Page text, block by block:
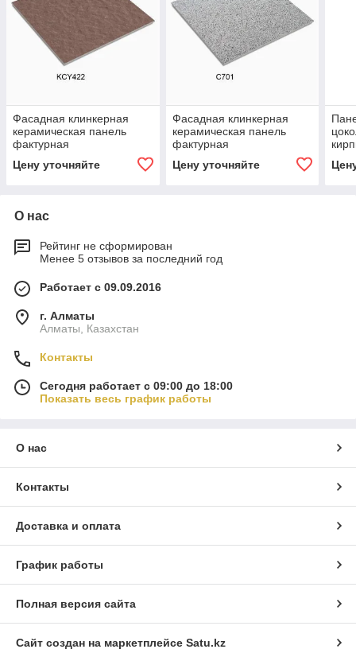
Фасадная клинкерная
керамическая панель
фактурная
Цену уточняйте
Фасадная клинкерная
керамическая панель
фактурная
Цену уточняйте
О нас
Рейтинг не сформирован
Менее 5 отзывов за последний год
Работает с 09.09.2016
г. Алматы
Алматы, Казахстан
Контакты
Сегодня работает с 09:00 до 18:00
Показать весь график работы
О нас
Контакты
Доставка и оплата
График работы
Полная версия сайта
Сайт создан на маркетплейсе Satu.kz